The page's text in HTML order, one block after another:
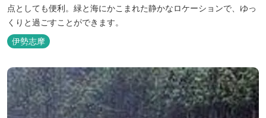
点としても便利。緑と海にかこまれた静かなロケーションで、ゆっ
くりと過ごすことができます。
伊勢志摩